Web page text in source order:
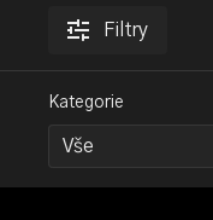
Filtry
Kategorie